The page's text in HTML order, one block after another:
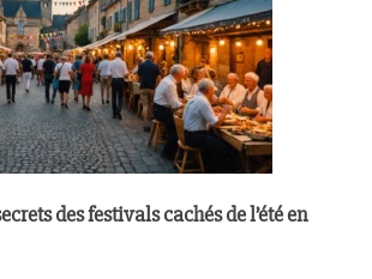
des festivals cachés de l’été en